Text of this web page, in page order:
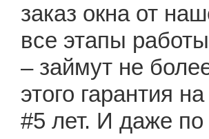
заказ окна от
все этапы
– займут не
этого гарантия
#5 лет. И даже